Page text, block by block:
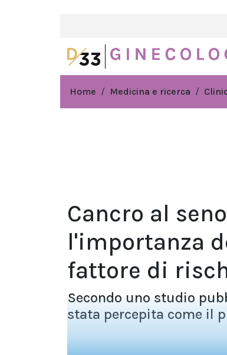
Home Medicina e ricerca
Cancro al
l'importanza
fattore di
Secondo uno studio
stata percepita come il